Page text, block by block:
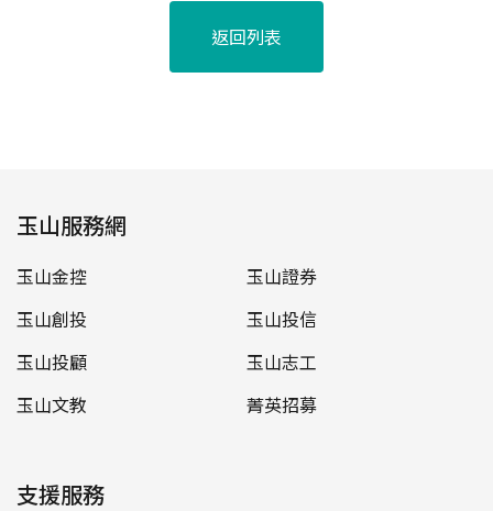
返回列表
玉山服務網
玉山金控
玉山證券
玉山創投
玉山投信
玉山投顧
玉山志工
玉山文教
菁英招募
支援服務